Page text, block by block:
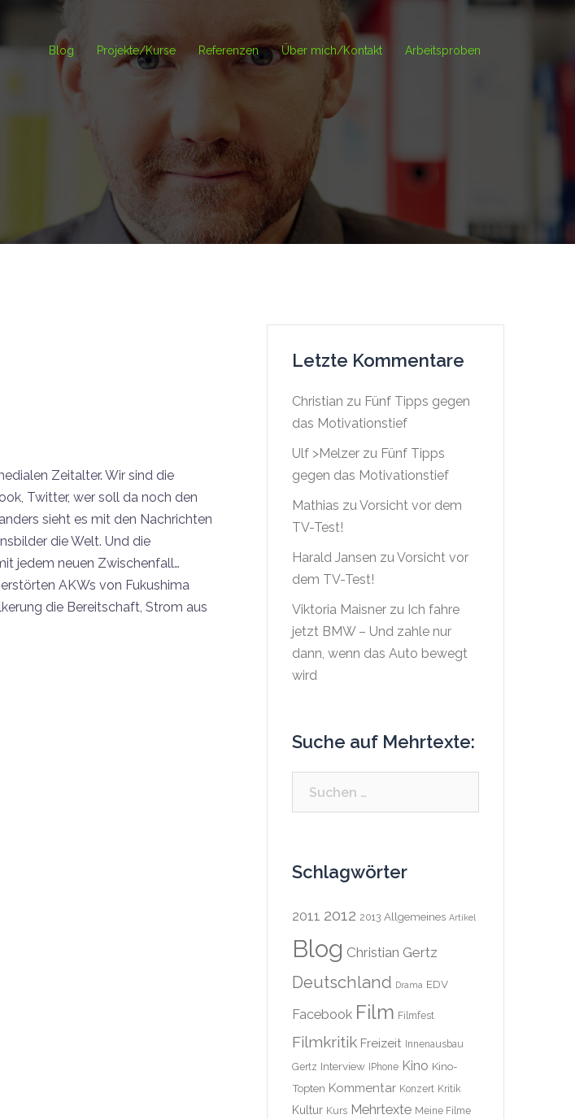
Blog Projekte/Kurse Referenzen Über mich/Kontakt Arbeitsproben
Zeitalter. Wir sind die
Twitter, wer soll da noch den
sieht es mit den Nachrichten
die Welt. Und die
jedem neuen Zwischenfall…
AKWs von Fukushima
die Bereitschaft, Strom aus
Letzte Kommentare
Christian zu Fünf Tipps gegen
das Motivationstief
Ulf >Melzerzu Fünf Tipps
gegen das Motivationstief
Mathias zuVorsicht vor dem
TV-Test!
Harald Jansen zuVorsicht vor
dem TV-Test!
Viktoria Maisnerzu Ich fahre
jetzt BMW – Und zahle nur
dann, wenn das Auto bewegt
wird
Suche auf Mehrtexte:
Schlagwörter
2011 2012 2013 Allgemeines Artikel
Blog Christian Gertz
Deutschland Drama EDV
Facebook Film Filmfest
Filmkritik Freizeit
Innenausbau
Gertz Interview IPhone Kino Kino-
Topten Kommentar Konzert Kritik
Kultur Kurs Mehrtexte Meine Filme